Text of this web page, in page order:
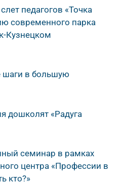
педагогов «Точка
современного парка
Кузнецком
шаги в большую
дошколят «Радуга
семинар в рамках
центра «Профессии в
кто?»